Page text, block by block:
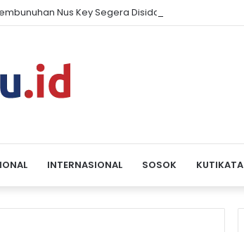
Nus Key Segera Disidangkan
INTERNASIONAL SOSOK KUTIKATA